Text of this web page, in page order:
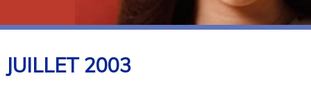
JUILLET2003